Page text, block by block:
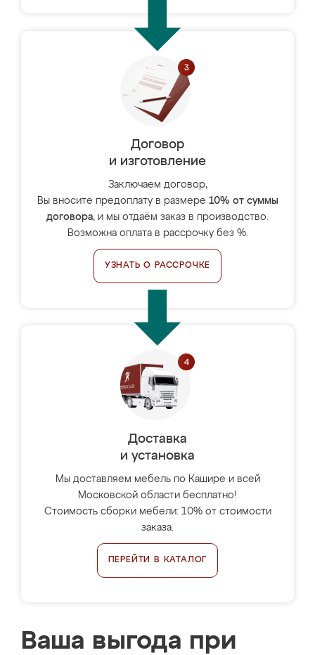
Договор
и изготовление
Заключаем договор,
Вы вносите предоплату в размере 10% от суммы
договора, и мы отдаём заказ в производство.
Возможна оплата в рассрочку без %.
УЗНАТЬ О РАССРОЧКЕ
Доставка
и установка
Мы доставляем мебель по Кашире и всей
Московской области бесплатно!
Стоимость сборки мебели: 10% от стоимости
заказа.
ПЕРЕЙТИ В КАТАЛОГ
Ваша выгода при